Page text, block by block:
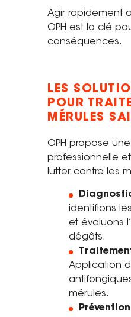
Agir rapidement
OPH est la clé
conséquences.
LES
POUR
MÉRULES
OPH propose
professionnelle
lutter contre les
identifions
et évaluons
dégâts.
Application
mérules.